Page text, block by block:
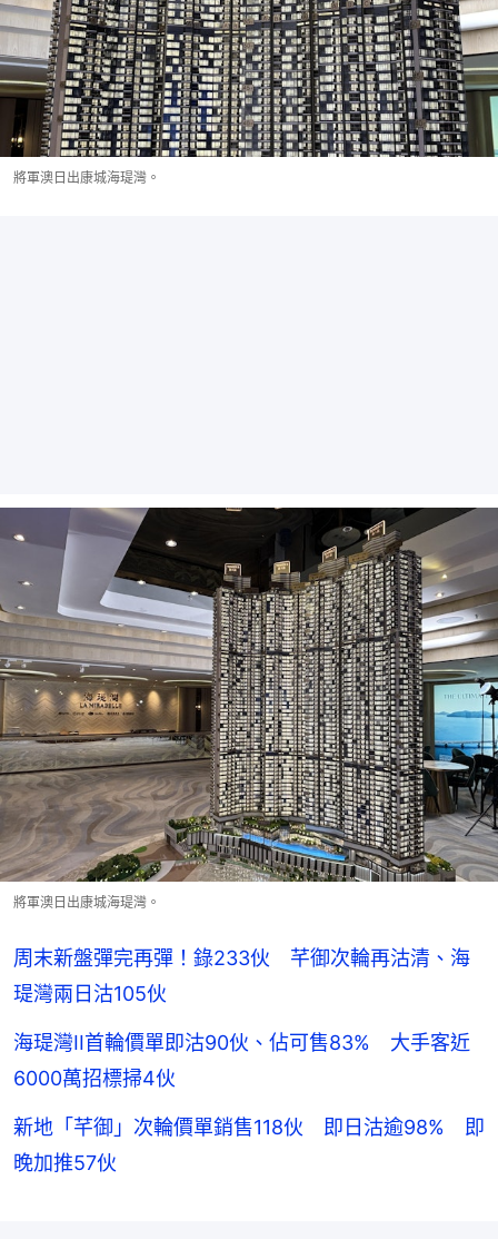
將軍澳日出康城海瑅灣。
將軍澳日出康城海瑅灣。
周末新盤彈完再彈！錄233伙 芊御次輪再沽清、海
瑅灣兩日沽105伙
海瑅灣II首輪價單即沽90伙、佔可售83% 大手客近
6000萬招標掃4伙
新地「芊御」次輪價單銷售118伙 即日沽逾98% 即
晚加推57伙